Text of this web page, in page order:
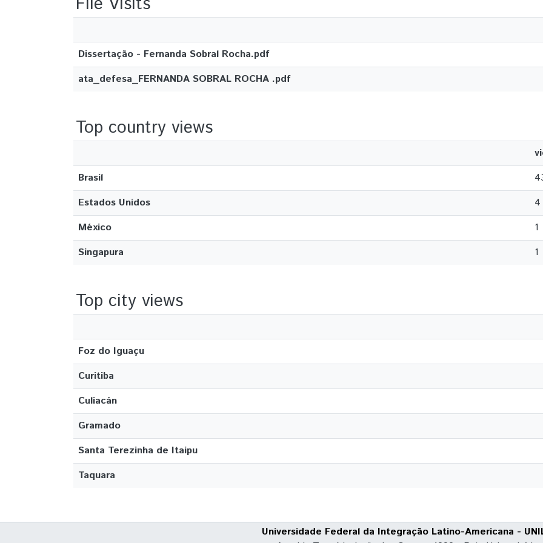
Dissertação - Fernanda Sobral Rocha.pdf
ata_defesa_FERNANDA SOBRAL ROCHA .pdf
Top country views
Brasil
Estados Unidos
4
México
1
Singapura
1
Top city views
Foz do Iguaçu
Curitiba
Culiacán
Gramado
Santa Terezinha de Itaipu
Taquara
Universidade Federal da Integração Latino-Americana -